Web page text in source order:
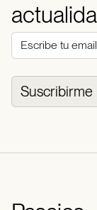
Suscribirme